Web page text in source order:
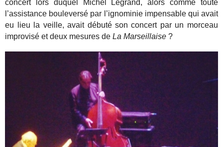
concert lors duquel Michel Legrand, alors comme toute
l’assistance bouleversé par l’ignominie impensable qui avait
eu lieu la veille, avait débuté son concert par un morceau
improvisé et deux mesures deLa Marseillaise ?